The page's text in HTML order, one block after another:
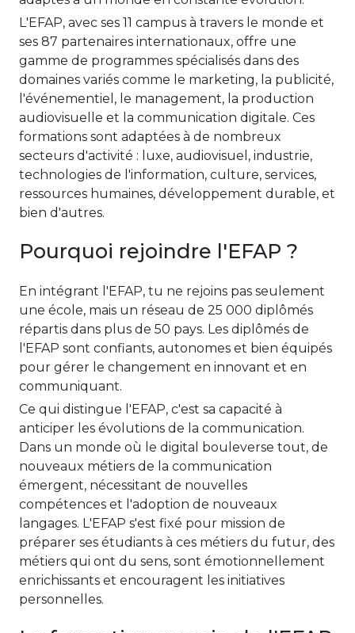
L'EFAP, avec ses 11 campus à travers le monde et
ses 87 partenaires internationaux, offre une
gamme de programmes spécialisés dans des
domaines variés comme le marketing, la publicité,
l'événementiel, le management, la production
audiovisuelle et la communication digitale. Ces
formations sont adaptées à de nombreux
secteurs d'activité : luxe, audiovisuel, industrie,
technologies de l'information, culture, services,
ressources humaines, développement durable, et
bien d'autres.
Pourquoi rejoindre l'EFAP ?
En intégrant l'EFAP, tu ne rejoins pas seulement
une école, mais un réseau de 25 000 diplômés
répartis dans plus de 50 pays. Les diplômés de
l'EFAP sont confiants, autonomes et bien équipés
pour gérer le changement en innovant et en
communiquant.
Ce qui distingue l'EFAP, c'est sa capacité à
anticiper les évolutions de la communication.
Dans un monde où le digital bouleverse tout, de
nouveaux métiers de la communication
émergent, nécessitant de nouvelles
compétences et l'adoption de nouveaux
langages. L'EFAP s'est fixé pour mission de
préparer ses étudiants à ces métiers du futur, des
métiers qui ont du sens, sont émotionnellement
enrichissants et encouragent les initiatives
personnelles.